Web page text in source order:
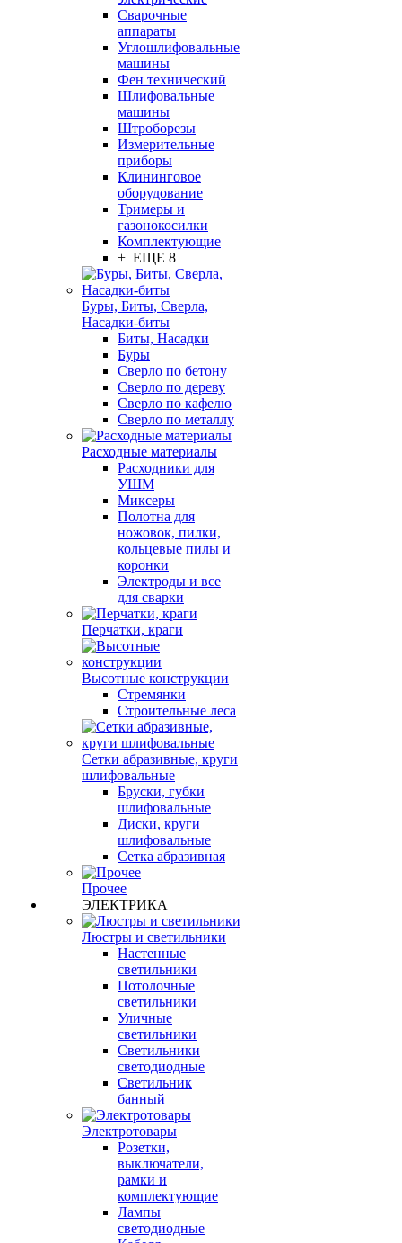
Сварочные
аппараты
Углошлифовальные
машины
Фен технический
Шлифовальные
машины
Штроборезы
Измерительные
приборы
Клининговое
оборудование
Тримеры и
газонокосилки
Комплектующие
+ ЕЩЕ 8
Буры, Биты, Сверла,
Насадки-биты
Биты, Насадки
Буры
Сверло по бетону
Сверло по дереву
Сверло по кафелю
Сверло по металлу
Расходные материалы
Расходники для
УШМ
Миксеры
Полотна для
ножовок, пилки,
кольцевые пилы и
коронки
Электроды и все
для сварки
Перчатки, краги
Высотные конструкции
Стремянки
Строительные леса
Сетки абразивные, круги
шлифовальные
Бруски, губки
шлифовальные
Диски, круги
шлифовальные
Сетка абразивная
Прочее
ЭЛЕКТРИКА
Люстры и светильники
Настенные
светильники
Потолочные
светильники
Уличные
светильники
Светильники
светодиодные
Светильник
банный
Электротовары
Розетки,
выключатели,
рамки и
комплектующие
Лампы
светодиодные